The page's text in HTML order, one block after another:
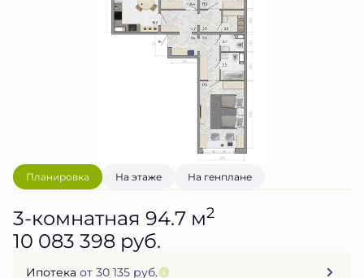
Планировка На этаже На генплане
3-комнатная 94.7 м2
10 083 398 руб.
Ипотека от 30 135 руб.